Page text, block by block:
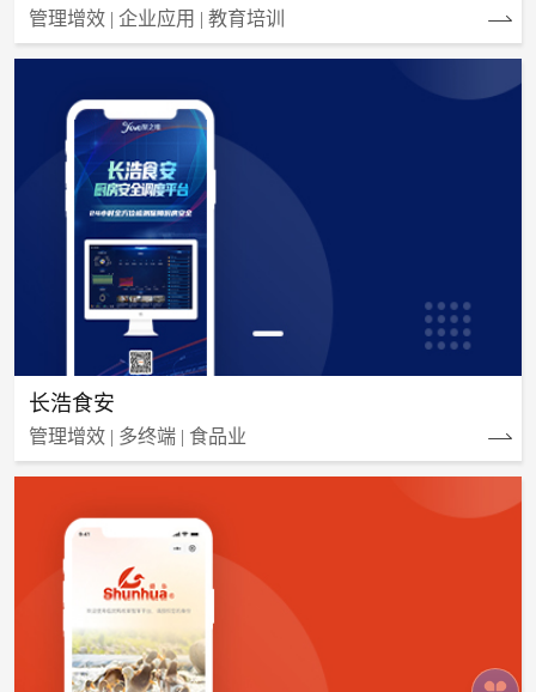
管理增效 | 企业应用 | 教育培训
长浩食安
管理增效 | 多终端 | 食品业